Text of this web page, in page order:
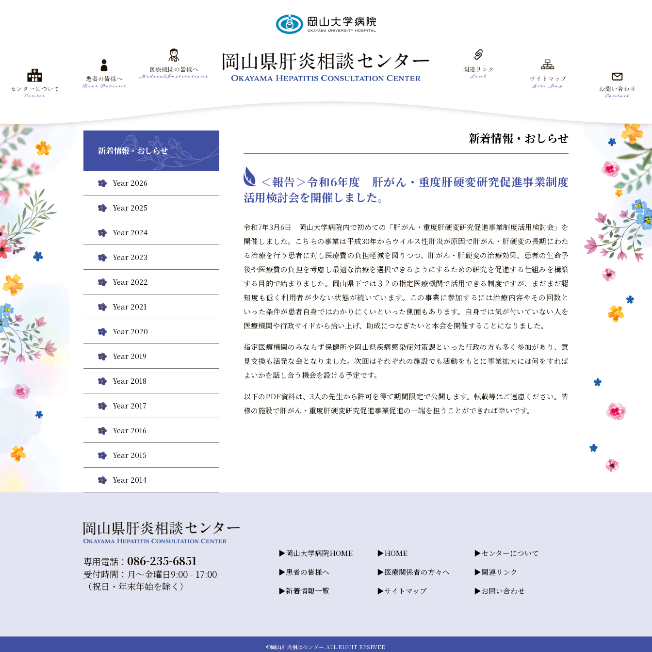
新着情報・おしらせ
Year 2026
Year 2025
Year 2024
Year 2023
Year 2022
Year 2021
Year 2020
Year 2019
Year 2018
Year 2017
Year 2016
Year 2015
Year 2014
新着情報・おしらせ
＜報告＞令和6年度 肝がん・重度肝硬変研究促進事業制度
活用検討会を開催しました。
令和7年3月6日 岡山大学病院内で初めての「肝がん・重度肝硬変研究促進事業制度活用検討会」を
開催しました。こちらの事業は平成30年からウイルス性肝炎が原因で肝がん・肝硬変の長期にわた
る治療を行う患者に対し医療費の負担軽減を図りつつ、肝がん・肝硬変の治療効果、患者の生命予
後や医療費の負担を考慮し最適な治療を選択できるようにするための研究を促進する仕組みを構築
する目的で始まりました。岡山県下では３２の指定医療機関で活用できる制度ですが、まだまだ認
知度も低く利用者が少ない状態が続いています。この事業に参加するには治療内容やその回数と
いった条件が患者自身ではわかりにくいといった側面もあります。自身では気が付いていない人を
医療機関や行政サイドから拾い上げ、助成につなぎたいと本会を開催することになりました。
指定医療機関のみならず保健所や岡山県疾病感染症対策課といった行政の方も多く参加があり、意
見交換も活発な会となりました。次回はそれぞれの施設でも活動をもとに事業拡大には何をすれば
よいかを話し合う機会を設ける予定です。
以下のPDF資料は、3人の先生から許可を得て期間限定で公開します。転載等はご遠慮ください。皆
様の施設で肝がん・重度肝硬変研究促進事業促進の一端を担うことができれば幸いです。
専用電話： 086-235-6851
受付時間：月～金曜日9:00 - 17:00
（祝日・年末年始を除く）
岡山大学病院HOME
患者の皆様へ
新着情報一覧
HOME
医療関係者の方々へ
サイトマップ
センターについて
関連リンク
お問い合わせ
©岡山肝炎相談センター.ALL RIGHT RESRVED